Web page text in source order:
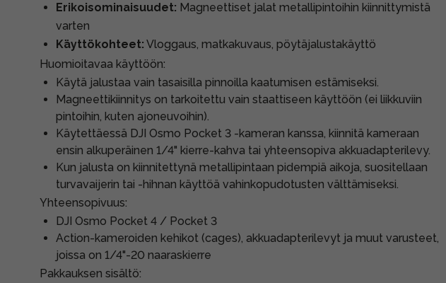
Erikoisominaisuudet: Magneettiset jalat metallipintoihin kiinnittymistä
varten
Käyttökohteet: Vloggaus, matkakuvaus, pöytäjalustakäyttö
Huomioitavaa käyttöön:
Käytä jalustaa vain tasaisilla pinnoilla kaatumisen estämiseksi.
Magneettikiinnitys on tarkoitettu vain staattiseen käyttöön (ei liikkuviin
pintoihin, kuten ajoneuvoihin).
Käytettäessä DJI Osmo Pocket 3 -kameran kanssa, kiinnitä kameraan
ensin alkuperäinen 1/4" kierre-kahva tai yhteensopiva akkuadapterilevy.
Kun jalusta on kiinnitettynä metallipintaan pidempiä aikoja, suositellaan
turvavaijerin tai -hihnan käyttöä vahinkopudotusten välttämiseksi.
Yhteensopivuus:
DJI Osmo Pocket 4 / Pocket 3
Action-kameroiden kehikot (cages), akkuadapterilevyt ja muut varusteet,
joissa on 1/4"-20 naaraskierre
Pakkauksen sisältö: